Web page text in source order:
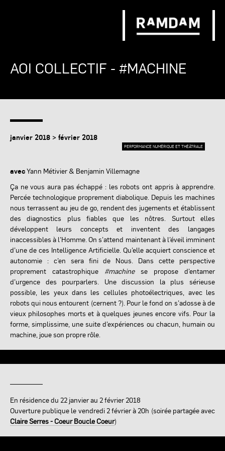
AOI COLLECTIF - #MACHINE
janvier 2018 > février 2018
PERFORMANCE NUMÉRIQUE ET THÉÂTRALE
avecYann Métivier & Benjamin Villemagne
Ça ne vous aura pas échappé : les robots ont appris à apprendre.
Percée technologique proprement diabolique. Depuis les machines
nous terrassent au jeu de go, rendent des jugements et établissent
des diagnostics plus fiables que les nôtres. Surtout elles
développent leurs concepts et inventent des langages
inaccessibles à l’Homme. On s’attend maintenant à l’éveil imminent
d’une de ces Intelligence Artificielle. Qu’elle acquiert conscience et
autonomie : c’en sera fini de Nous. Dans cette perspective
proprement catastrophique #machinese propose d’entamer
d’urgence des pourparlers. Une discussion la plus sérieuse
possible, les yeux dans les cellules photoélectriques, avec les
robots qui nous entourent (cernent ?). Pour le fond on s’adosse à de
vieux philosophes morts et à quelques jeunes encore vifs. Pour la
forme, simplissime, une suite d’expériences ou chacun, humain ou
machine, joue son propre rôle.
En résidence du 22 janvier au 2 février 2018
Ouverture publique le vendredi 2 février à 20h (soirée partagée avec
Claire Serres - Coeur Boucle Coeur)